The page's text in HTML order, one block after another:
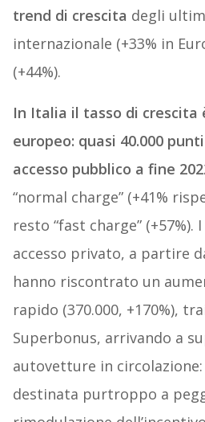
trend di crescita degli
internazionale (+33% in
(+44%).
In Italia il tasso di crescita
europeo: quasi 40.000
accesso pubblico a fine
“normal charge” (+41%
resto “fast charge”
accesso privato, a partire
hanno riscontrato un
rapido (370.000, +170%),
Superbonus, arrivando a
autovetture in
destinata purtroppo a